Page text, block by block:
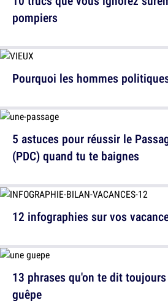
pompiers
5 astuces pour réussir le
(PDC) quand tu te baignes
13 phrases qu'on te dit
guêpe
Pourquoi les hommes
12 infographies sur vos